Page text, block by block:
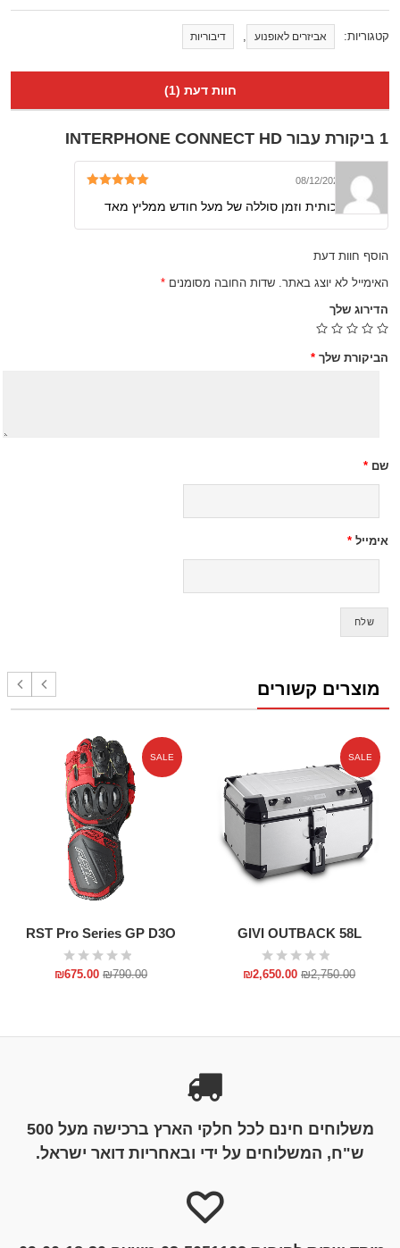
קטגוריות: אביזרים לאופנוע , דיבוריות
חוות דעת (1)
1 ביקורת עבור INTERPHONE CONNECT HD
משה 08/12/2021
מאד איכותית וזמן סוללה של מעל חודש ממליץ מאד
הוסף חוות דעת
האימייל לא יוצג באתר. שדות החובה מסומנים *
הדירוג שלך
הביקורת שלך *
שם *
אימייל *
מוצרים קשורים
SALE
GIVI OUTBACK 58L
₪2,750.00
₪2,650.00
SALE
RST Pro Series GP D3O
₪790.00
₪675.00
משלוחים חינם לכל חלקי הארץ ברכישה מעל 500
ש"ח, המשלוחים על ידי ובאחריות דואר ישראל.